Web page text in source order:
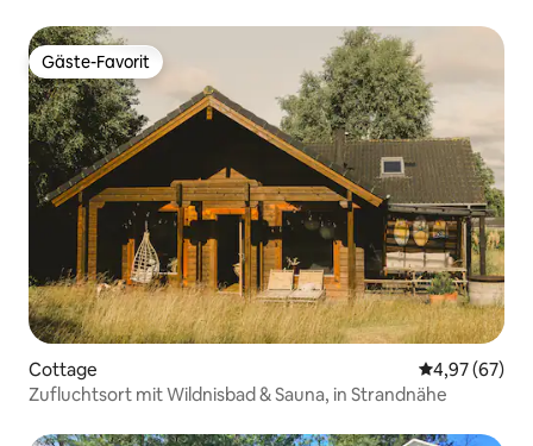
Gäste-Favorit
Gäste-Favorit
Cottage
4,97 (67)
Zufluchtsort mit Wildnisbad & Sauna, in Strandnähe